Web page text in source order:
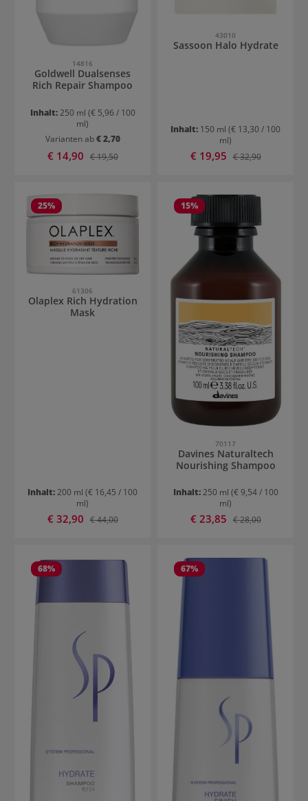
14816
Goldwell Dualsenses
Rich Repair Shampoo
Inhalt:250 ml (€ 5,96 / 100
ml)
Varianten ab€ 2,70
Verkaufspreis:
€ 14,90 Regulärer Preis:
€ 19,50
43010
Sassoon Halo Hydrate
Inhalt: 150 ml (€ 13,30 / 100
ml)
Verkaufspreis:
€ 19,95 Regulärer Preis:
€ 32,90
25%
61306
Olaplex Rich Hydration
Mask
Inhalt:200 ml (€ 16,45 / 100
ml)
Verkaufspreis:
€ 32,90 Regulärer Preis:
€ 44,00
15%
70117
Davines Naturaltech
Nourishing Shampoo
Inhalt:250 ml (€ 9,54 / 100
ml)
Verkaufspreis:
€ 23,85 Regulärer Preis:
€ 28,00
68% 67%